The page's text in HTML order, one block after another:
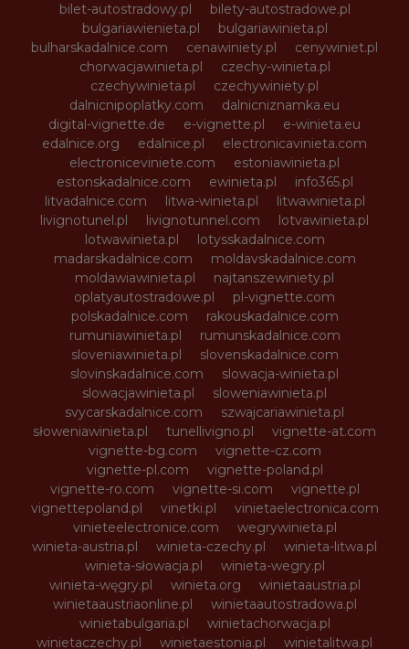
bilet-autostradowy.pl
bilety-autostradowe.pl
bulgariawienieta.pl
bulgariawinieta.pl
bulharskadalnice.com
cenawiniety.pl
cenywiniet.pl
chorwacjawinieta.pl
czechy-winieta.pl
czechywinieta.pl
czechywiniety.pl
dalnicnipoplatky.com
dalnicniznamka.eu
digital-vignette.de
e-vignette.pl
e-winieta.eu
edalnice.org
edalnice.pl
electronicavinieta.com
electroniceviniete.com
estoniawinieta.pl
estonskadalnice.com
ewinieta.pl
info365.pl
litvadalnice.com
litwa-winieta.pl
litwawinieta.pl
livignotunel.pl
livignotunnel.com
lotvawinieta.pl
lotwawinieta.pl
lotysskadalnice.com
madarskadalnice.com
moldavskadalnice.com
moldawiawinieta.pl
najtanszewiniety.pl
oplatyautostradowe.pl
pl-vignette.com
polskadalnice.com
rakouskadalnice.com
rumuniawinieta.pl
rumunskadalnice.com
sloveniawinieta.pl
slovenskadalnice.com
slovinskadalnice.com
slowacja-winieta.pl
slowacjawinieta.pl
sloweniawinieta.pl
svycarskadalnice.com
szwajcariawinieta.pl
słoweniawinieta.pl
tunellivigno.pl
vignette-at.com
vignette-bg.com
vignette-cz.com
vignette-pl.com
vignette-poland.pl
vignette-ro.com
vignette-si.com
vignette.pl
vignettepoland.pl
vinetki.pl
vinietaelectronica.com
vinieteelectronice.com
wegrywinieta.pl
winieta-austria.pl
winieta-czechy.pl
winieta-litwa.pl
winieta-słowacja.pl
winieta-wegry.pl
winieta-węgry.pl
winieta.org
winietaaustria.pl
winietaaustriaonline.pl
winietaautostradowa.pl
winietabulgaria.pl
winietachorwacja.pl
winietaczechy.pl
winietaestonia.pl winietalitwa.pl